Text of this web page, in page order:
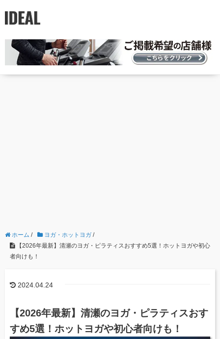
ホーム / ヨガ・ホットヨガ /
【2026年最新】清瀬のヨガ・ピラティスおすすめ5選！ホットヨガや初心
者向けも！
2024.04.24
【2026年最新】清瀬のヨガ・ピラティスおす
すめ5選！ホットヨガや初心者向けも！